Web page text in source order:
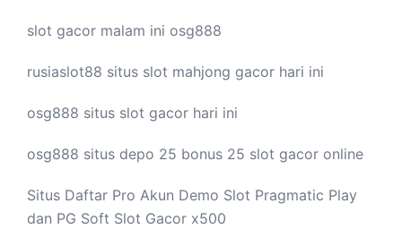
slot gacor malam ini osg888
rusiaslot88 situs slot mahjong gacor hari ini
osg888 situs slot gacor hari ini
osg888 situs depo 25 bonus 25 slot gacor online
Situs Daftar Pro Akun Demo Slot Pragmatic Play
dan PG Soft Slot Gacor x500